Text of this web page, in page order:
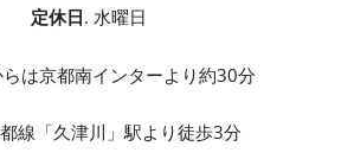
定休日. 水曜日
は京都南インターより約30分
線「久津川」駅より徒歩3分